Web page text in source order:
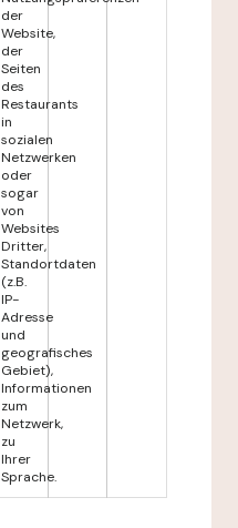
der
Website,
der
Seiten
des
Restaurants
in
sozialen
Netzwerken
oder
sogar
von
Websites
Dritter,
Standortdaten
(z.B.
IP-
Adresse
und
geografisches
Gebiet),
Informationen
zum
Netzwerk,
zu
Ihrer
Sprache.